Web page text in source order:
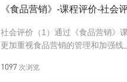
《食品营销》-课程评价-社会
社会评价（1）通过《食品营销》
更加重视食品营销的管理和加强
1097 次浏览